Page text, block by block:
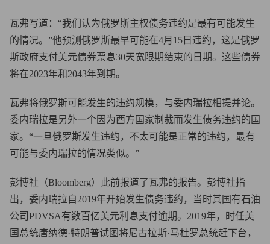
瓦弗写道：“我们认为俄罗斯主权债务违约是最有可能发生
的情况。”他预测俄罗斯最早可能在4月15日违约，这是俄罗
斯政府支付美元债券票息30天宽限期结束的日期。这些债券
将在2023年和2043年到期。
瓦弗将俄罗斯可能发生的违约规模，与委内瑞拉相提并论。
委内瑞拉是另外一个因为西方国家制裁而发生债务违约的国
家。“一旦俄罗斯发生违约，不太可能是正常的违约，最有
可能与委内瑞拉的情况类似。”
彭博社（Bloomberg）此前报道了瓦弗的报告。彭博社指
出，委内瑞拉自2019年开始发生债务违约，当时其国有石油
公司PDVSA有数百亿美元利息支付逾期。2019年，时任美
国总统唐纳德·特朗普试图将尼古拉斯·马杜罗总统赶下台，